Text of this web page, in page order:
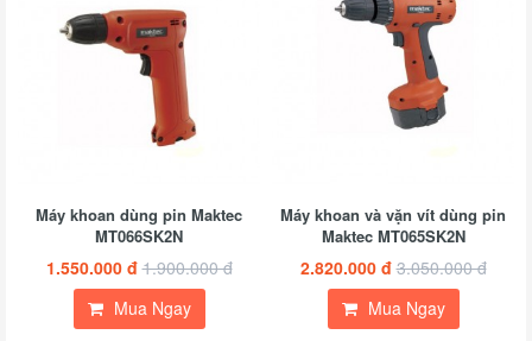
Máy khoan dùng pin Maktec
MT066SK2N
1.550.000 đ 1.900.000 đ
Mua Ngay
Máy khoan và vặn vít dùng pin
Maktec MT065SK2N
2.820.000 đ 3.050.000 đ
Mua Ngay